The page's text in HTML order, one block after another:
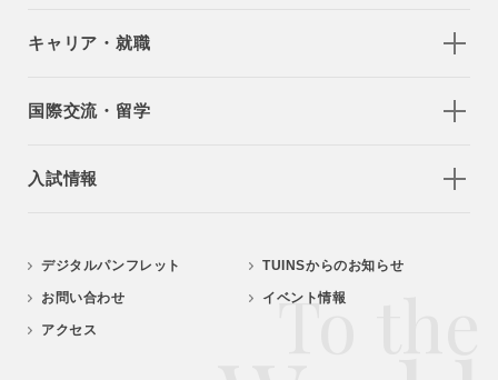
キャリア・就職
国際交流・留学
入試情報
デジタルパンフレット
お問い合わせ
アクセス
TUINSからのお知らせ
イベント情報
To the